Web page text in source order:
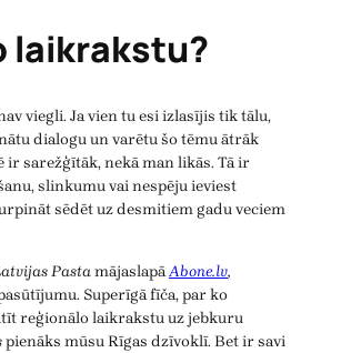
laikrakstu?
viegli. Ja vien tu esi izlasījis tik tālu,
dialogu un varētu šo tēmu ātrāk
ir sarežģītāk, nekā man likās. Tā ir
slinkumu vai nespēju ieviest
sēdēt uz desmitiem gadu veciem
PastamājaslapāAbone.lv,
Superīgā fīča, par ko
reģionālo laikrakstu uz jebkuru
pienāks mūsu Rīgas dzīvoklī. Bet ir savi